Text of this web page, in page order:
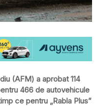
(AFM) a aprobat 114
466 de autovehicule
ce pentru „Rabla Plus”